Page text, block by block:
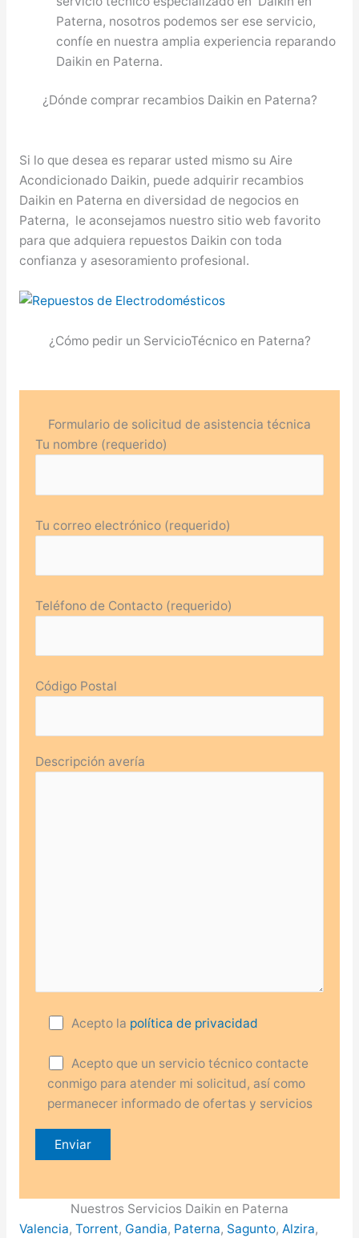
Paterna, nosotros podemos ser ese servicio,
confíe en nuestra amplia experiencia reparando
Daikin en Paterna.
¿Dónde comprar recambios Daikin en Paterna?
Si lo que desea es reparar usted mismo su Aire
Acondicionado Daikin, puede adquirir recambios
Daikin en Paterna en diversidad de negocios en
Paterna, le aconsejamos nuestro sitio web favorito
para que adquiera repuestos Daikin con toda
confianza y asesoramiento profesional.
¿Cómo pedir un ServicioTécnico en Paterna?
Formulario de solicitud de asistencia técnica
Tu nombre (requerido)
Tu correo electrónico (requerido)
Teléfono de Contacto (requerido)
Código Postal
Descripción avería
Acepto la política de privacidad
Acepto que un servicio técnico contacte
conmigo para atender mi solicitud, así como
permanecer informado de ofertas y servicios
Nuestros Servicios Daikin en Paterna
Valencia, Torrent, Gandia, Paterna, Sagunto, Alzira,